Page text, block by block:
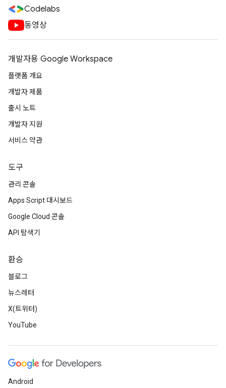
Codelabs
동영상
개발자용 Google Workspace
플랫폼 개요
개발자 제품
출시 노트
개발자 지원
서비스 약관
도구
관리 콘솔
Apps Script 대시보드
Google Cloud 콘솔
API 탐색기
환승
블로그
뉴스레터
X(트위터)
YouTube
Android